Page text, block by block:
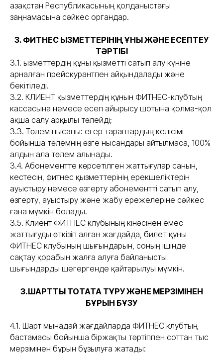
Қазақстан Республикасының қолданыстағы
заңнамасына сәйкес органдар.
3. ФИТНЕС ҚЫЗМЕТТЕРІНІҢ ҚҰНЫ ЖӘНЕ ЕСЕПТЕУ
ТӘРТІБІ
3.1. Қызметтердің құны қызметті сатып алу күніне
арналған прейскурантпен айқындалады және
бекітіледі.
3.2. КЛИЕНТ қызметтердің құнын ФИТНЕС-клубтың
кассасына немесе есеп айырысу шотына қолма-қол
ақша салу арқылы төлейді;
3.3. Төлем нысаны: егер тараптардың келісімі
бойынша төлемнің өзге нысандары айтылмаса, 100%
алдын ала төлем алынады.
3.4. Абонементте көрсетілген жаттығулар санын,
кестесін, фитнес қызметтерінің ерекшеліктерін
ауыстыру немесе өзгерту абонементті сатып алу,
өзгерту, ауыстыру және жабу ережелеріне сәйкес
ғана мүмкін болады.
3.5. Клиент ФИТНЕС клубының кінәсінен емес
жаттығуды өткізіп алған жағдайда, билет құны
ФИТНЕС клубының шығындарын, соның ішінде
сақтау қорабын жалға алуға байланысты
шығындарды шегергенде қайтарылуы мүмкін.
3.ШАРТТЫ ТОҚТАТА ТҰРУ ЖӘНЕ МЕРЗІМІНЕН
БҰРЫН БҰЗУ
4.1. Шарт мынадай жағдайларда ФИТНЕС клубтың
бастамасы бойынша біржақты тәртіппен соттан тыс
мерзімінен бұрын бұзылуға жатады: